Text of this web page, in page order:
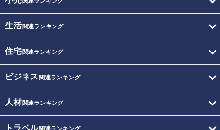
生活関連ランキング
住宅関連ランキング
ビジネス 関連ランキング
人材関連ランキング
トラベル